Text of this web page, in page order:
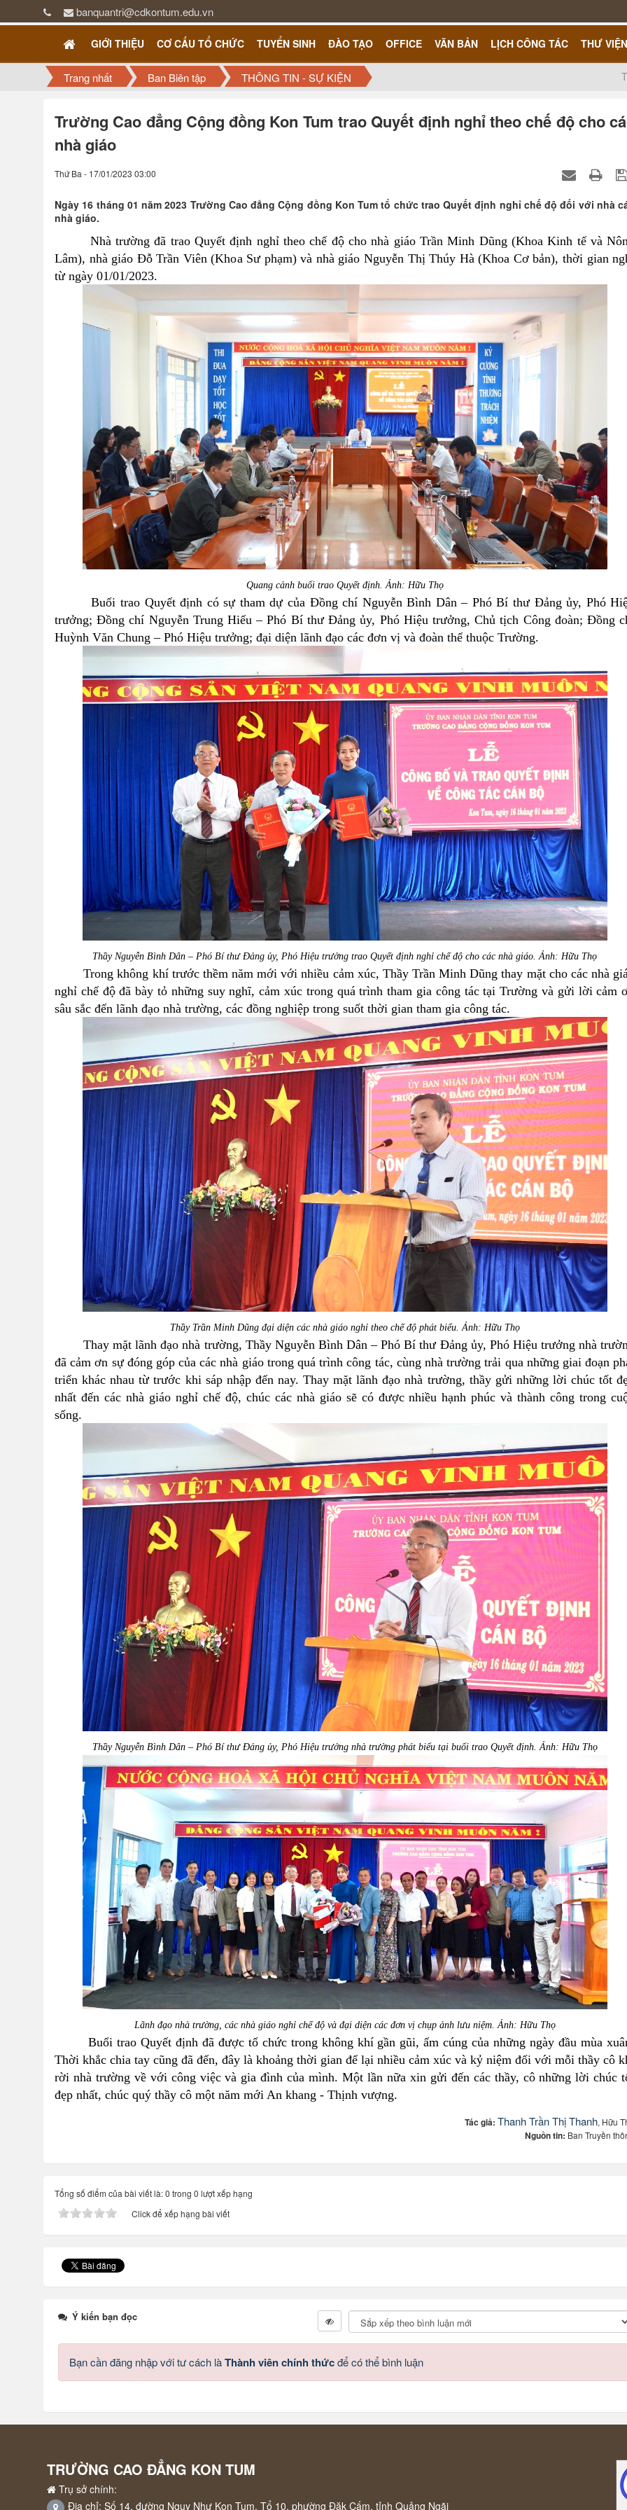
banquantri@cdkontum.edu.vn
GIỚI THIỆU CƠ CẤU TỔ CHỨC TUYỂN SINH ĐÀO TẠO OFFICE VĂN BẢN LỊCH CÔNG TÁC THƯ VIỆN
Trang nhất Ban Biên tập THÔNG TIN - SỰ KIỆN
Trường Cao đẳng Cộng đồng Kon Tum trao Quyết định nghỉ theo chế độ cho
nhà giáo
Thứ Ba - 17/01/2023 03:00
Ngày 16 tháng 01 năm 2023 Trường Cao đẳng Cộng đồng Kon Tum tổ chức trao Quyết định nghỉ chế độ đối với nhà
nhà giáo.
Nhà trường đã trao Quyết định nghỉ theo chế độ cho nhà giáo Trần Minh Dũng (Khoa Kinh tế và
Lâm), nhà giáo Đỗ Trần Viên (Khoa Sư phạm) và nhà giáo Nguyễn Thị Thúy Hà (Khoa Cơ bản), thời gian
từ ngày 01/01/2023.
Quang cảnh buổi trao Quyết định. Ảnh: Hữu Thọ
Buổi trao Quyết định có sự tham dự của Đồng chí Nguyễn Bình Dân – Phó Bí thư Đảng ủy, Phó
trưởng; Đồng chí Nguyễn Trung Hiếu – Phó Bí thư Đảng ủy, Phó Hiệu trưởng, Chủ tịch Công đoàn; Đồng
Huỳnh Văn Chung – Phó Hiệu trưởng; đại diện lãnh đạo các đơn vị và đoàn thể thuộc Trường.
Thầy Nguyễn Bình Dân – Phó Bí thư Đảng ủy, Phó Hiệu trưởng trao Quyết định nghỉ chế độ cho các nhà giáo. Ảnh: Hữu Thọ
Trong không khí trước thềm năm mới với nhiều cảm xúc, Thầy Trần Minh Dũng thay mặt cho các nhà
nghỉ chế độ đã bày tỏ những suy nghĩ, cảm xúc trong quá trình tham gia công tác tại Trường và gửi lời cảm
sâu sắc đến lãnh đạo nhà trường, các đồng nghiệp trong suốt thời gian tham gia công tác.
Thầy Trần Minh Dũng đại diện các nhà giáo nghỉ theo chế độ phát biểu. Ảnh: Hữu Thọ
Thay mặt lãnh đạo nhà trường, Thầy Nguyễn Bình Dân – Phó Bí thư Đảng ủy, Phó Hiệu trưởng nhà
đã cảm ơn sự đóng góp của các nhà giáo trong quá trình công tác, cùng nhà trường trải qua những giai đoạn
triển khác nhau từ trước khi sáp nhập đến nay. Thay mặt lãnh đạo nhà trường, thầy gửi những lời chúc tốt
nhất đến các nhà giáo nghỉ chế độ, chúc các nhà giáo sẽ có được nhiều hạnh phúc và thành công trong
sống.
Thầy Nguyễn Bình Dân – Phó Bí thư Đảng ủy, Phó Hiệu trưởng nhà trường phát biểu tại buổi trao Quyết định. Ảnh: Hữu Thọ
Lãnh đạo nhà trường, các nhà giáo nghỉ chế độ và đại diện các đơn vị chụp ảnh lưu niệm. Ảnh: Hữu Thọ
Buổi trao Quyết định đã được tổ chức trong không khí gần gũi, ấm cúng của những ngày đầu mùa
Thời khắc chia tay cũng đã đến, đây là khoảng thời gian để lại nhiều cảm xúc và kỷ niệm đối với mỗi thầy cô
rời nhà trường về với công việc và gia đình của mình. Một lần nữa xin gửi đến các thầy, cô những lời chúc
đẹp nhất, chúc quý thầy cô một năm mới An khang - Thịnh vượng.
Tác giả:Thanh Trần Thị Thanh, Hữu
Nguồn tin: Ban Truyền
Tổng số điểm của bài viết là: 0 trong 0 lượt xếp hạng
Click để xếp hạng bài viết
Ý kiến bạn đọc
Bạn cần đăng nhập với tư cách làThành viên chính thứcđể có thể bình luận
TRƯỜNG CAO ĐẲNG KON TUM
Trụ sở chính:
Địa chỉ: Số 14, đường Ngụy Như Kon Tum, Tổ 10, phường Đăk Cấm, tỉnh Quảng Ngãi